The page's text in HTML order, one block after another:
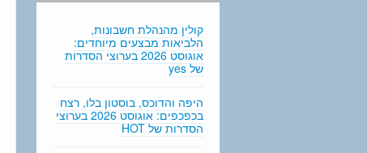
קולין מהנהלת חשבונות,
הלביאות מבצעים מיוחדים:
אוגוסט 2026 בערוצי הסדרות
של yes
היפה והדוכס, בוסטון בלו, רצח
בכפכפים: אוגוסט 2026 בערוצי
הסדרות של HOT